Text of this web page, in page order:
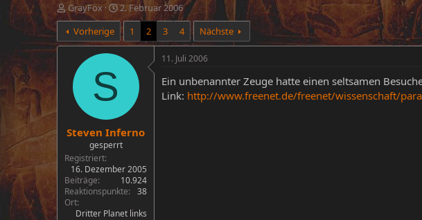
E
r
s
t
GrayFox
E
r
s
t
e
m
2. Februar 2006
Vorherige
1 2 3 4 Nächste
S
Steven Inferno
gesperrt
Registriert
16. Dezember 2005
Beiträge
10.924
Reaktionspunkte
38
Ort
Dritter Planet links
11. Juli 2006
Ein unbenannter Zeuge hatte einen seltsamen
Link: http://www.freenet.de/freenet/wissenschaft/